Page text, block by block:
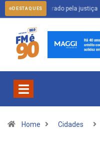
DESTAQUES
procurado pela justiça
Home Cidades